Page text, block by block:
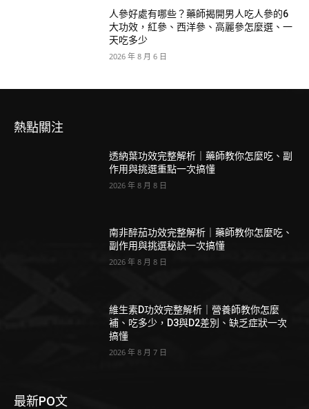
人參好處有哪些？藥師揭開男人吃人參的6
大功效，紅參、西洋參、高麗參怎麼選、一
天吃多少
2026 年 8 月 6 日
熱點關注
透納葉功效完整解析｜藥師教你怎麼吃、副
作用與挑選重點一次搞懂
2026 年 8 月 8 日
南非醉茄功效完整解析｜藥師教你怎麼吃、
副作用與挑選秘訣一次搞懂
2026 年 8 月 8 日
維生素D功效完整解析｜營養師教你怎麼
補、吃多少，D3與D2差別、缺乏症狀一次
搞懂
2026 年 8 月 7 日
最新PO文